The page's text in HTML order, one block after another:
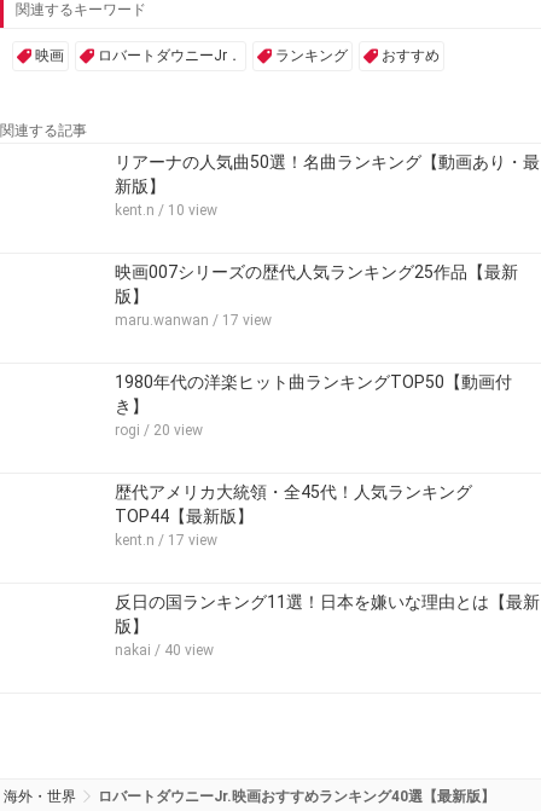
関連するキーワード
映画 ロバートダウニーJr． ランキング おすすめ
関連する記事
リアーナの人気曲50選！名曲ランキング【動画あり・最
新版】
kent.n / 10 view
映画007シリーズの歴代人気ランキング25作品【最新
版】
maru.wanwan / 17 view
1980年代の洋楽ヒット曲ランキングTOP50【動画付
き】
rogi / 20 view
歴代アメリカ大統領・全45代！人気ランキング
TOP44【最新版】
kent.n / 17 view
反日の国ランキング11選！日本を嫌いな理由とは【最新
版】
nakai / 40 view
海外・世界 ロバートダウニーJr.映画おすすめランキング40選【最新版】